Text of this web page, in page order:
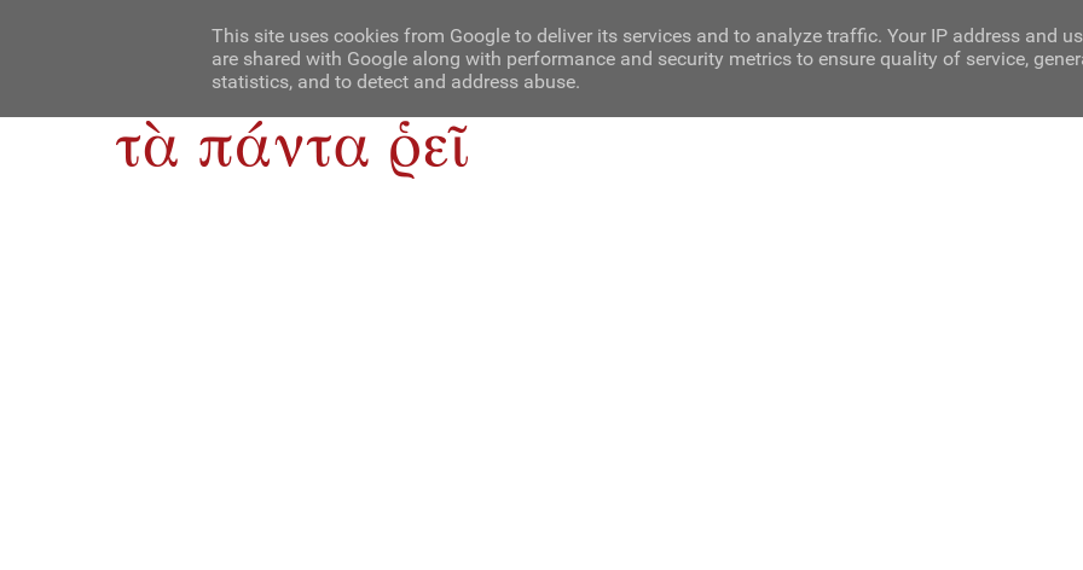
Contact Us About Us
This site uses cookies from Google to deliver its services and to analyze traffic. Your IP address and
are shared with Google along with performance and security metrics to ensure quality of service,
statistics, and to detect and address abuse.